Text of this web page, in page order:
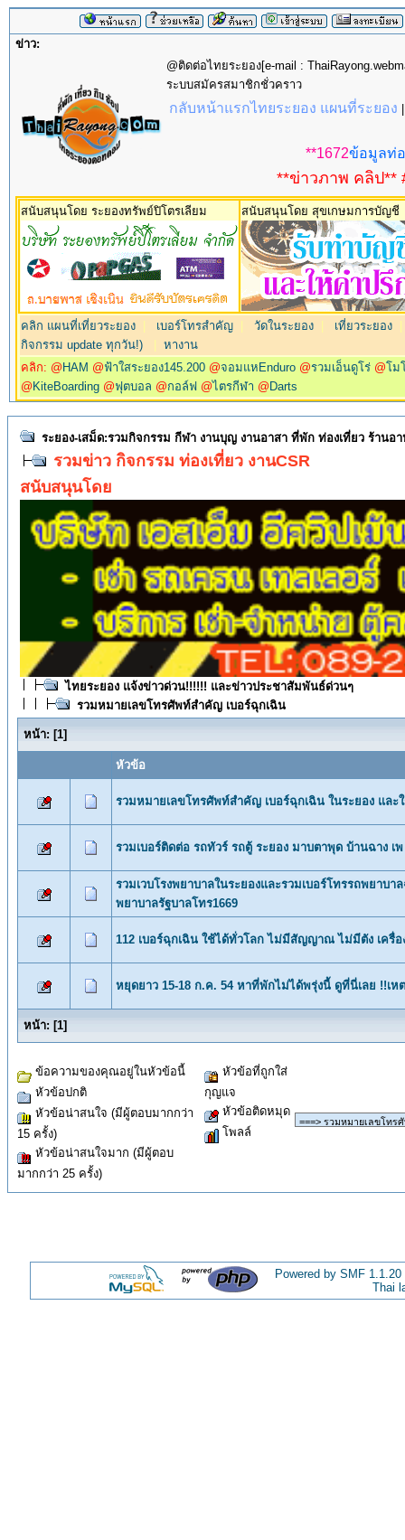
ข่าว:
@ติดต่อไทยระยอง[e-mail :
ระบบสมัครสมาชิกชั่วคราว
กลับหน้าแรกไทยระยอง แผนที่ระยอง
**1672ข้อมูลท่
**ข่าวภาพ คลิป**
สนับสนุนโดย ระยองทรัพย์ปิโตรเลียม สนับสนุนโดย สุขเกษมการบัญชี
คลิก แผนที่เที่ยวระยอง เบอร์โทรสำคัญ วัดในระยอง เที่ยวระยอง
กิจกรรม update ทุกวัน!) |หางาน
คลิก: @ HAM @ฟ้าใสระยอง145.200 @จอมแหEnduro @รวมเอ็นดูโร่ @โม
@ KiteBoarding @ฟุตบอล @กอล์ฟ @ไตรกีฬา @ Darts
ระยอง-เสม็ด:รวมกิจกรรม กีฬา งานบุญ งานอาสา ที่พัก ท่องเที่ยว ร้านอ
รวมข่าว กิจกรรม ท่องเที่ยว งานCSR
สนับสนุนโดย
ไทยระยอง แจ้งข่าวด่วน!!!!!! และข่าวประชาสัมพันธ์ด่วนๆ
รวมหมายเลขโทรศัพท์สำคัญ เบอร์ฉุกเฉิน
หน้า: [1]
หัวข้อ
รวมหมายเลขโทรศัพท์สำคัญ เบอร์ฉุกเฉิน ในระยอง และใ
รวมเบอร์ติดต่อ รถทัวร์ รถตู้ ระยอง มาบตาพุด บ้านฉาง เ
รวมเวบโรงพยาบาลในระยองและรวมเบอร์โทรรถพยาบา
พยาบาลรัฐบาลโทร1669
112 เบอร์ฉุกเฉิน ใช้ได้ทั่วโลก ไม่มีสัญญาณ ไม่มีตัง เครื่
หยุดยาว 15-18 ก.ค. 54 หาที่พักไม่ได้พรุ่งนี้ ดูที่นี่เลย !!เห
หน้า: [1]
ข้อความของคุณอยู่ในหัวข้อนี้
หัวข้อปกติ
หัวข้อน่าสนใจ (มีผู้ตอบมากกว่า
15 ครั้ง)
หัวข้อน่าสนใจมาก (มีผู้ตอบ
มากกว่า 25 ครั้ง)
หัวข้อที่ถูกใส่
กุญแจ
หัวข้อติดหมุด
โพลล์
Powered by SMF 1.1.20
Thai